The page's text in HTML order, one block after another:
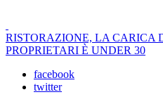
RISTORAZIONE, LA CARICA
PROPRIETARI È UNDER 30
facebook
twitter